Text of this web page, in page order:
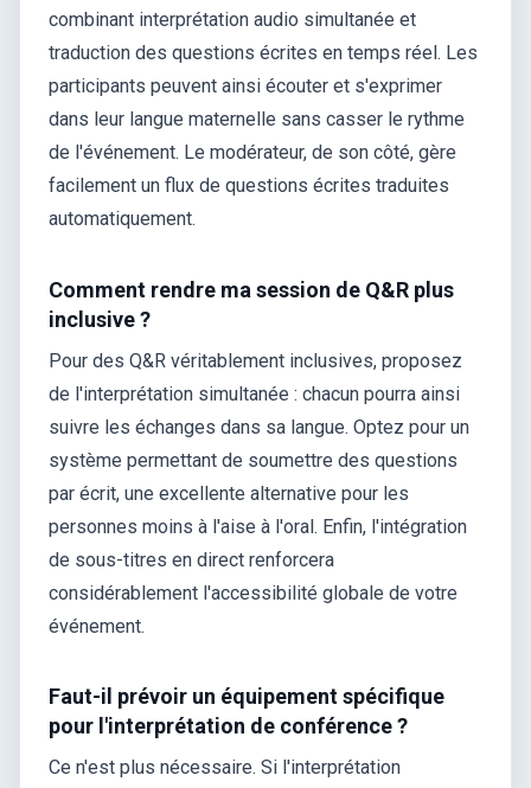
combinant interprétation audio simultanée et
traduction des questions écrites en temps réel. Les
participants peuvent ainsi écouter et s'exprimer
dans leur langue maternelle sans casser le rythme
de l'événement. Le modérateur, de son côté, gère
facilement un flux de questions écrites traduites
automatiquement.
Comment rendre ma session de Q&R plus
inclusive ?
Pour des Q&R véritablement inclusives, proposez
de l'interprétation simultanée : chacun pourra ainsi
suivre les échanges dans sa langue. Optez pour un
système permettant de soumettre des questions
par écrit, une excellente alternative pour les
personnes moins à l'aise à l'oral. Enfin, l'intégration
de sous-titres en direct renforcera
considérablement l'accessibilité globale de votre
événement.
Faut-il prévoir un équipement spécifique
pour l'interprétation de conférence ?
Ce n'est plus nécessaire. Si l'interprétation